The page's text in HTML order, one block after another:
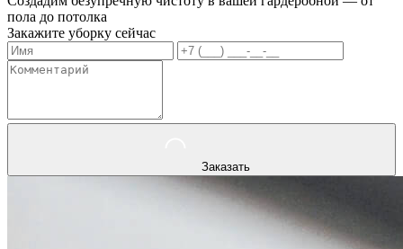
пола до потолка
Закажите уборку сейчас
Заказать